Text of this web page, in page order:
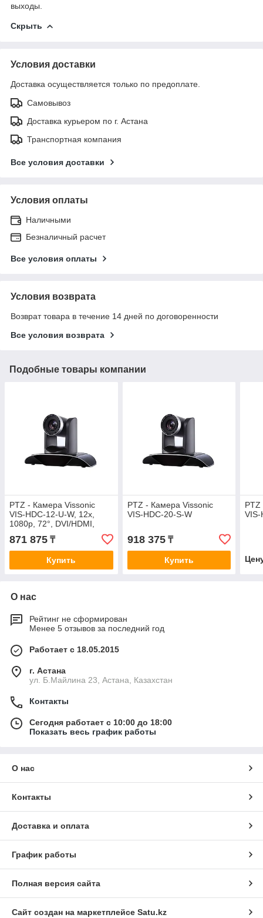
выходы.
Скрыть
Условия доставки
Доставка осуществляется только по предоплате.
Самовывоз
Доставка курьером по г. Астана
Транспортная компания
Все условия доставки
Условия оплаты
Наличными
Безналичный расчет
Все условия оплаты
Условия возврата
Возврат товара в течение 14 дней по договоренности
Все условия возврата
Подобные товары компании
PTZ - Камера Vissonic
VIS-HDC-12-U-W, 12x,
1080p, 72°, DVI/HDMI,
LAN, USB3.0
871 875 ₸
Купить
PTZ - Камера Vissonic
VIS-HDC-20-S-W
918 375₸
Купить
О нас
Рейтинг не сформирован
Менее 5 отзывов за последний год
Работает с 18.05.2015
г. Астана
ул. Б.Майлина 23, Астана, Казахстан
Контакты
Сегодня работает с 10:00 до 18:00
Показать весь график работы
О нас
Контакты
Доставка и оплата
График работы
Полная версия сайта
Сайт создан на маркетплейсе Satu.kz